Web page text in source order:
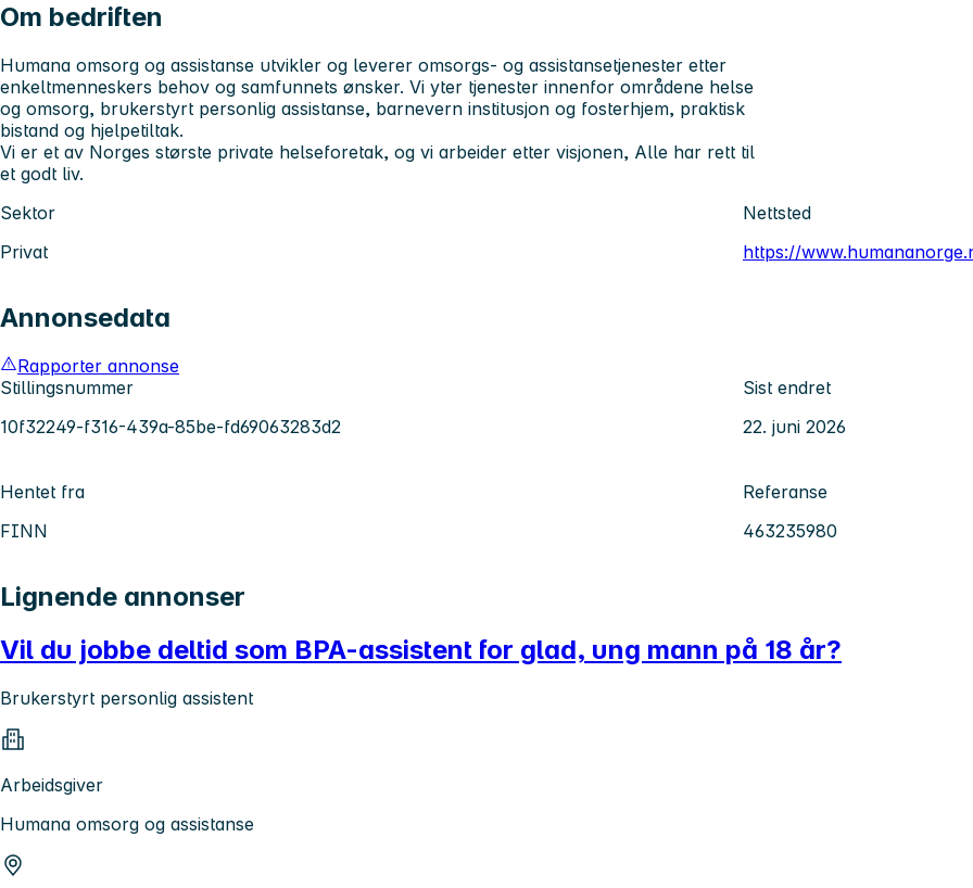
Om bedriften
Humana omsorg og assistanse utvikler og leverer omsorgs- og assistansetjenester etter
enkeltmenneskers behov og samfunnets ønsker. Vi yter tjenester innenfor områdene helse
og omsorg, brukerstyrt personlig assistanse, barnevern institusjon og fosterhjem, praktisk
bistand og hjelpetiltak.
Vi er et av Norges største private helseforetak, og vi arbeider etter visjonen, Alle har rett til
et godt liv.
Sektor
Privat
Nettsted
https://
Annonsedata
Rapporter annonse
Stillingsnummer
10f32249-f316-439a-85be-fd69063283d2
Sist endret
22. juni 2026
Hentet fra
FINN
Referanse
463235980
Lignende annonser
Vil du jobbe deltid som BPA-assistent for glad, ung mann på 18 år?
Brukerstyrt personlig assistent
Arbeidsgiver
Humana omsorg og assistanse